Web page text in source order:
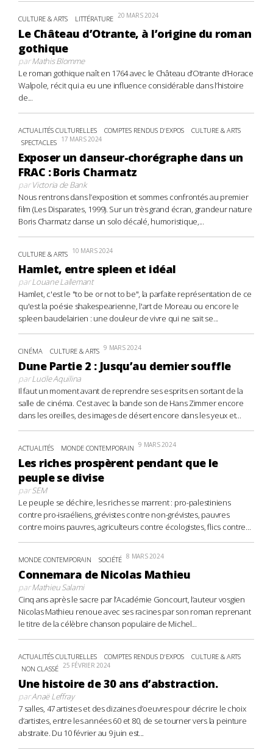
CULTURE & ARTS LITTÉRATURE 20 MARS 2024
Le Château d’Otrante, à l’origine du roman
gothique
parMathis Blomme
Le roman gothique naît en 1764 avec le Château d’Otrante d’Horace
Walpole, récit qui a eu une influence considérable dans l’histoire
de...
ACTUALITÉS CULTURELLES COMPTES RENDUS D'EXPOS
CULTURE & ARTS
SPECTACLES 17 MARS 2024
Exposer un danseur-chorégraphe dans un
FRAC : Boris Charmatz
parVictoria de Bank
Nous rentrons dans l’exposition et sommes confrontés au premier
film (Les Disparates, 1999). Sur un très grand écran, grandeur nature
Boris Charmatz danse un solo décalé, humoristique,...
CULTURE & ARTS 10 MARS 2024
Hamlet, entre spleen et idéal
parLouane Lallemant
Hamlet, c'est le "to be or not to be", la parfaite représentation de ce
qu'est la poésie shakespearienne, l'art de Moreau ou encore le
spleen baudelairien : une douleur de vivre qui ne sait se...
CINÉMA CULTURE & ARTS 9 MARS 2024
Dune Partie 2 : Jusqu’au dernier souffle
parLucile Aquilina
Il faut un moment avant de reprendre ses esprits en sortant de la
salle de cinéma. C’est avec la bande son de Hans Zimmer encore
dans les oreilles, des images de désert encore dans les yeux et...
ACTUALITÉS MONDE CONTEMPORAIN 9 MARS 2024
Les riches prospèrent pendant que le
peuple se divise
parSEM
Le peuple se déchire, les riches se marrent : pro-palestiniens
contre pro-israéliens, grévistes contre non-grévistes, pauvres
contre moins pauvres, agriculteurs contre écologistes, flics contre...
MONDE CONTEMPORAIN SOCIÉTÉ 8 MARS 2024
Connemara de Nicolas Mathieu
parMathieu Salami
Cinq ans après le sacre par l’Académie Goncourt, l’auteur vosgien
Nicolas Mathieu renoue avec ses racines par son roman reprenant
le titre de la célèbre chanson populaire de Michel...
ACTUALITÉS CULTURELLES COMPTES RENDUS D'EXPOS
CULTURE & ARTS
NON CLASSÉ 25 FÉVRIER 2024
Une histoire de 30 ans d’abstraction.
parAnaë Leffray
7 salles, 47 artistes et des dizaines d’oeuvres pour décrire le choix
d’artistes, entre les années 60 et 80, de se tourner vers la peinture
abstraite. Du 10 février au 9 juin est...